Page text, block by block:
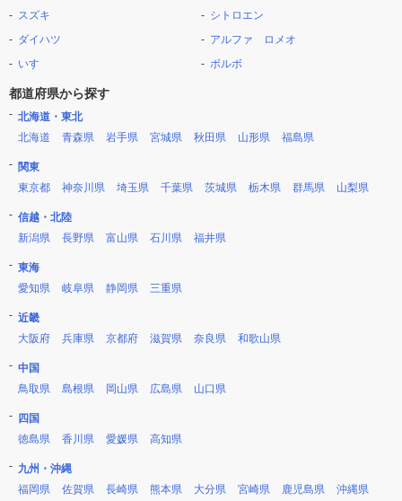
スズキ
ダイハツ
いすゞ
シトロエン
アルファ ロメオ
ボルボ
都道府県から探す
北海道・東北
北海道
青森県 岩手県 宮城県 秋田県 山形県 福島県
関東
東京都
神奈川県 埼玉県 千葉県 茨城県 栃木県 群馬県 山梨県
信越・北陸
新潟県
長野県 富山県 石川県 福井県
東海
愛知県
岐阜県 静岡県 三重県
近畿
大阪府
兵庫県 京都府 滋賀県 奈良県 和歌山県
中国
鳥取県
島根県 岡山県 広島県 山口県
四国
徳島県
香川県 愛媛県 高知県
九州・沖縄
福岡県
佐賀県 長崎県 熊本県 大分県 宮崎県 鹿児島県 沖縄県